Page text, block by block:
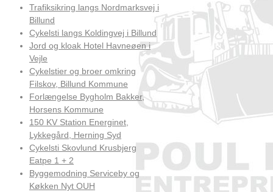
Trafiksikring langs Nordmarksvej i
Billund
Cykelsti langs Koldingvej i Billund
Jord og kloak Hotel Havneøen i
Vejle
Cykelstier og broer omkring
Filskov, Billund Kommune
Forlængelse Bygholm Bakker,
Horsens Kommune
150 KV Station Energinet,
Lykkegård, Herning Syd
Cykelsti Skovlund Krusbjerg
Eatpe 1 + 2
Byggemodning Serviceby og
Køkken Nyt OUH